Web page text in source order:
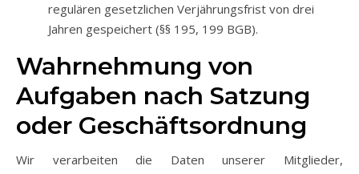
regulären gesetzlichen Verjährungsfrist von drei
Jahren gespeichert (§§ 195, 199 BGB).
Wahrnehmung von
Aufgaben nach Satzung
oder Geschäftsordnung
Wir verarbeiten die Daten unserer Mitglieder,